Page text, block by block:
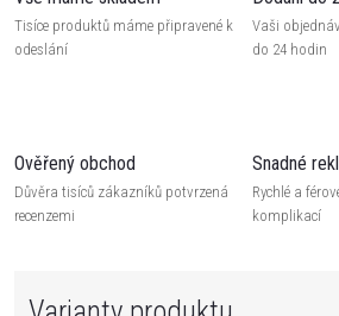
Tisíce produktů máme připravené k
odeslání
Vaši
do 24 hodin
Ověřený obchod
Důvěra tisíců zákazníků potvrzená
recenzemi
Snadné
Rychlé a
komplikací